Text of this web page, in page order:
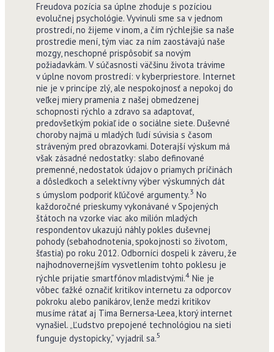
Freudova pozícia sa úplne zhoduje s pozíciou
evolučnej psychológie. Vyvinuli sme sa v jednom
prostredí, no žijeme v inom, a čím rýchlejšie sa naše
prostredie mení, tým viac za ním zaostávajú naše
mozgy, neschopné prispôsobiť sa novým
požiadavkám. V súčasnosti väčšinu života trávime
v úplne novom prostredí: v kyberpriestore. Internet
nie je v princípe zlý, ale nespokojnosť a nepokoj do
veľkej miery pramenia z našej obmedzenej
schopnosti rýchlo a zdravo sa adaptovať,
predovšetkým pokiaľ ide o sociálne siete. Duševné
choroby najmä u mladých ľudí súvisia s časom
stráveným pred obrazovkami. Doterajší výskum má
však zásadné nedostatky: slabo definované
premenné, nedostatok údajov o priamych príčinách
a dôsledkoch a selektívny výber výskumných dát
s úmyslom podporiť kľúčové argumenty.3 No
každoročné prieskumy vykonávané v Spojených
štátoch na vzorke viac ako milión mladých
respondentov ukazujú náhly pokles duševnej
pohody (sebahodnotenia, spokojnosti so životom,
šťastia) po roku 2012. Odborníci dospeli k záveru, že
najhodnovernejším vysvetlením tohto poklesu je
rýchle prijatie smartfónov mladistvými.4Nie je
vôbec ťažké označiť kritikov internetu za odporcov
pokroku alebo panikárov, lenže medzi kritikov
musíme rátať aj Tima Bernersa‑Leea, ktorý internet
vynašiel. „Ľudstvo prepojené technológiou na sieti
funguje dystopicky,“ vyjadril sa.5